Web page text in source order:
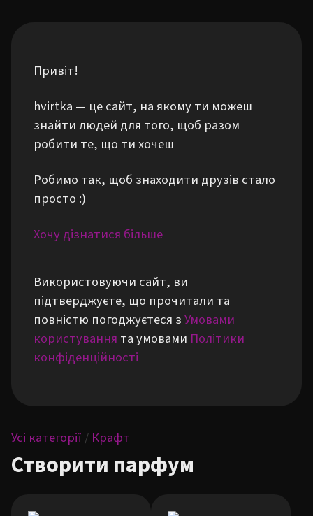
Привіт!
hvirtka — це сайт, на якому ти можеш
знайти людей для того, щоб разом
робити те, що ти хочеш
Робимо так, щоб знаходити друзів стало
просто :)
Хочу дізнатися більше
Використовуючи сайт, ви
підтверджуєте, що прочитали та
повністю погоджуєтеся зУмовами
користування та умовами Політики
конфіденційності
Усі категорії / Крафт
Створити парфум